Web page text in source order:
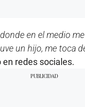
donde en el medio
un hijo, me toca
en redes sociales.